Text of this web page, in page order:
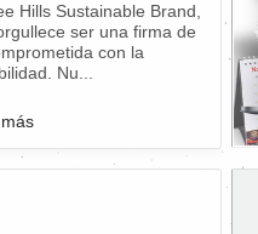
Hills Sustainable Brand,
ser una firma de
con la
Nu...